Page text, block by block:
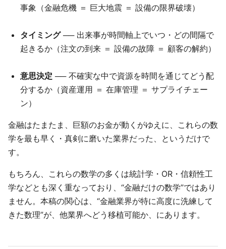
事象（金融危機 ＝ 巨大地震 ＝ 設備の限界破壊）
タイミング── 出来事が時間軸上でいつ・どの間隔で
起きるか（注文の到来 ＝ 設備の故障 ＝ 顧客の解約）
意思決定 ── 不確実な中で資源を時間を通じてどう配
分するか（資産運用 ＝ 在庫管理 ＝ サプライチェー
ン）
金融はたまたま、巨額のお金が動くがゆえに、これらの数
学を最も早く・真剣に磨いた業界だった、というだけで
す。
もちろん、これらの数学の多くは統計学・OR・信頼性工
学などとも深く重なっており、“金融だけの数学”ではあり
ません。本稿の関心は、“金融業界が特に高度に洗練して
きた数理”が、他業界へどう移植可能か、にあります。